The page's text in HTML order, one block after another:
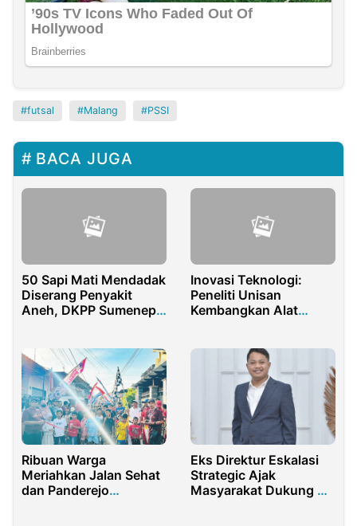
futsal Malang PSSI
BACA JUGA
50 Sapi Mati Mendadak
Diserang Penyakit
Aneh, DKPP Sumenep
Inovasi Teknologi:
Peneliti Unisan
Kembangkan Alat
Bone Bolango
Ribuan Warga
Meriahkan Jalan Sehat
dan Panderejo
Eks Direktur Eskalasi
Strategic Ajak
Masyarakat Dukung H